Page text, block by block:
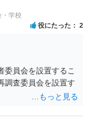
・学校
役にたった 2
委員会を設置するこ
調査委員会を設置す